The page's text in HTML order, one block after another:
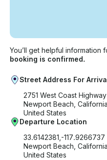
You’ll get helpful
booking is confirmed.
Street Address For
2751 West Coast Highway
Newport Beach,
United States
Departure Location
33.6142381,-117.9266737
Newport Beach,
United States